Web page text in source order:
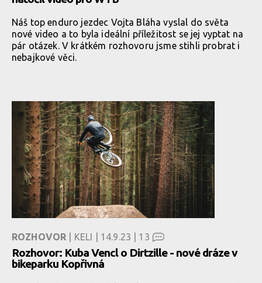
Náš top enduro jezdec Vojta Bláha vyslal do světa
nové video a to byla ideální příležitost se jej vyptat na
pár otázek. V krátkém rozhovoru jsme stihli probrat i
nebajkové věci.
ROZHOVOR | KELI | 14.9.23 | 13
Rozhovor: Kuba Vencl o Dirtzille - nové dráze v
bikeparku Kopřivná